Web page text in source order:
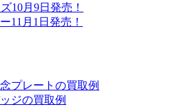
10月9日発売！
11月1日発売！
プレートの買取例
ジの買取例